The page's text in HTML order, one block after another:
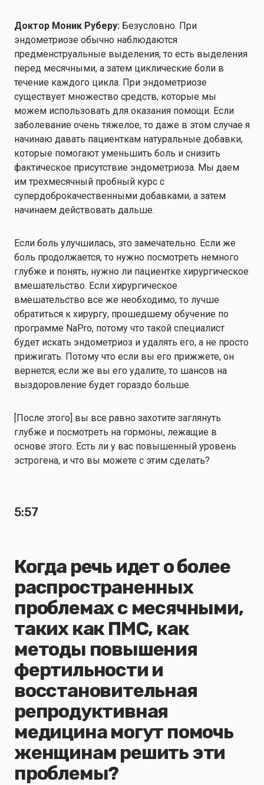
Доктор Моник Руберу: Безусловно. При
эндометриозе обычно наблюдаются
предменструальные выделения, то есть выделения
перед месячными, а затем циклические боли в
течение каждого цикла. При эндометриозе
существует множество средств, которые мы
можем использовать для оказания помощи. Если
заболевание очень тяжелое, то даже в этом случае я
начинаю давать пациенткам натуральные добавки,
которые помогают уменьшить боль и снизить
фактическое присутствие эндометриоза. Мы даем
им трехмесячный пробный курс с
супердоброкачественными добавками, а затем
начинаем действовать дальше.
Если боль улучшилась, это замечательно. Если же
боль продолжается, то нужно посмотреть немного
глубже и понять, нужно ли пациентке хирургическое
вмешательство. Если хирургическое
вмешательство все же необходимо, то лучше
обратиться к хирургу, прошедшему обучение по
программе NaPro, потому что такой специалист
будет искать эндометриоз и удалять его, а не просто
прижигать. Потому что если вы его прижжете, он
вернется; если же вы его удалите, то шансов на
выздоровление будет гораздо больше.
[После этого] вы все равно захотите заглянуть
глубже и посмотреть на гормоны, лежащие в
основе этого. Есть ли у вас повышенный уровень
эстрогена, и что вы можете с этим сделать?
5:57
Когда речь идет о более
распространенных
проблемах с месячными,
таких как ПМС, как
методы повышения
фертильности и
восстановительная
репродуктивная
медицина могут помочь
женщинам решить эти
проблемы?